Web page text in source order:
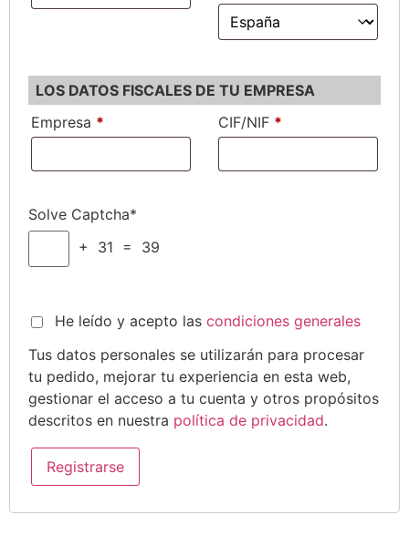
LOS DATOS FISCALES DE TU EMPRESA
Empresa * CIF/NIF *
Solve Captcha*
+ 31 = 39
He leído y acepto las condiciones generales
Tus datos personales se utilizarán para procesar
tu pedido, mejorar tu experiencia en esta web,
gestionar el acceso a tu cuenta y otros propósitos
descritos en nuestra política de privacidad.
Registrarse